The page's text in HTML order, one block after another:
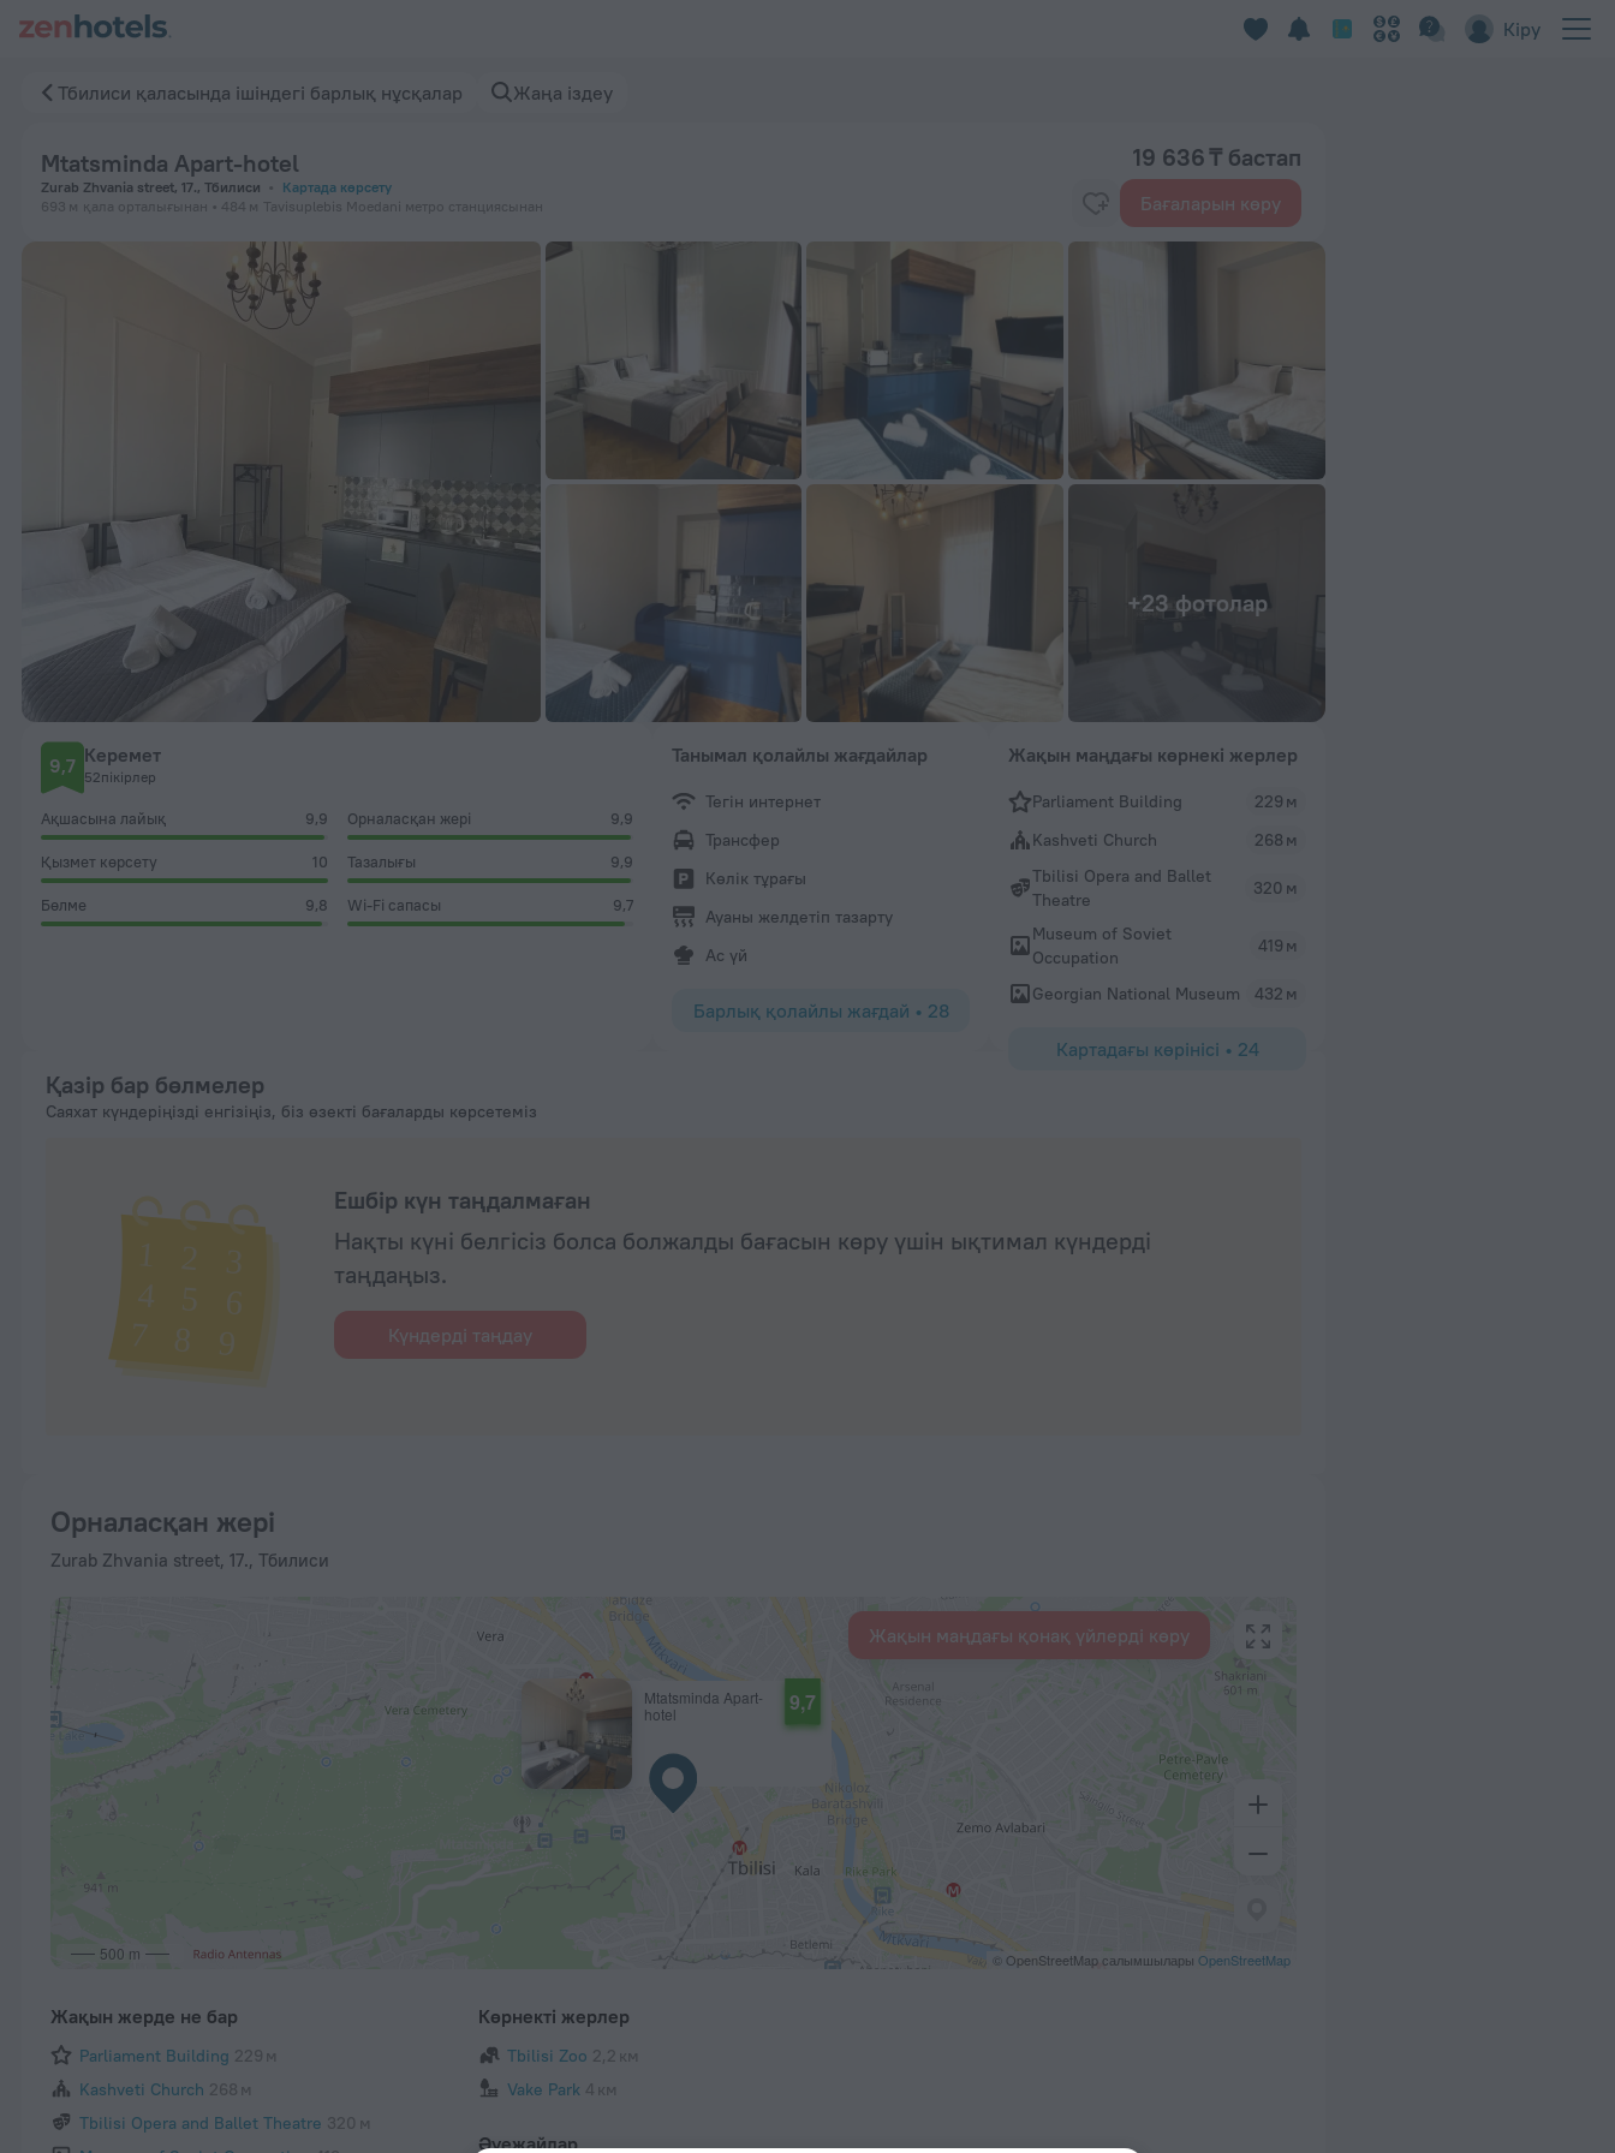
Кіру
Тбилиси қаласында ішіндегі барлық нұсқалар Жаңа іздеу
Mtatsminda Apart-hotel
Zurab Zhvania street, 17., Тбилиси
Картада көрсету
693 м қала орталығынан 484 м Tavisuplebis Moedani метро станциясынан
19 636 ₸ бастап
Бағаларын көру
+23 фотолар
9,7 Керемет
52пікірлер
Ақшасына лайық 9,9 Орналасқан жері 9,9
Қызмет көрсету 10 Тазалығы 9,9
Бөлме 9,8 Wi-Fi сапасы 9,7
Танымал қолайлы жағдайлар
Тегін интернет
Трансфер
Көлік тұрағы
Ауаны желдетіп тазарту
Ас үй
Барлық қолайлы жағдай • 28
Жақын маңдағы көрнекі жерлер
Parliament Building
229 м
Kashveti Church
268 м
Tbilisi Opera and Ballet
Theatre
320 м
Museum of Soviet
Occupation
419 м
Georgian National Museum 432 м
Картадағы көрінісі • 24
Қазір бар бөлмелер
Саяхат күндеріңізді енгізіңіз, біз өзекті бағаларды көрсетеміз
Ешбір күн таңдалмаған
Нақты күні белгісіз болса болжалды бағасын көру үшін ықтимал күндерді
таңдаңыз.
Күндерді таңдау
Орналасқан жері
Zurab Zhvania street, 17., Тбилиси
Mtatsminda Apart-
hotel
9,7
500 m © OpenStreetMap салымшылары OpenStreetMap
Жақын маңдағы қонақ үйлерді көру
Жақын жерде не бар
Parliament Building 229 м
Kashveti Church 268 м
Tbilisi Opera and Ballet Theatre 320 м
Көрнекті жерлер
Tbilisi Zoo 2,2 км
Vake Park 4 км
Әуежайлар
Mtatsminda Apart-hotel, Тбилиси қаласында — Қазір ZenHotels.com сайтында брондаңыз